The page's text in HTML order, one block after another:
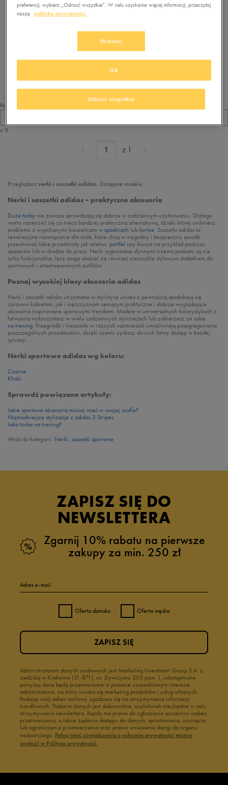
Brak produktów do wyświetlenia
Pokaż
z 0
z 1
Przeglądasz nerki i saszetki adidas. Dostępne modele:
Nerki i saszetki adidas – praktyczne akcesoria
Duże torby nie zawsze sprawdzają się dobrze w codziennym użytkowaniu. Dlatego
warto rozejrzeć się za nieco bardziej praktyczną alternatywą, dzięki której unikniesz
problemu z wypchanymi kieszeniami w spodniach lub kurtce. Saszetki adidas to
rewelacyjne rozwiązanie dla osób, które chcą w wygodny i bezpieczny sposób
przechować takie przedmioty jak telefon, portfel czy klucze na przykład podczas
spacerów lub w drodze do pracy. Nerki sygnowane słynnymi trzema paskami są nie
tylko funkcjonalne, lecz mogą okazać się również niezwykle stylowym dodatkiem do
sportowych i streetwearowych outfitów.
Poznaj wysokiej klasy akcesoria adidas
Nerki i saszetki adidas utrzymane w stylistyce unisex z pewnością spodobają się
zarówno kobietom, jak i mężczyznom ceniącym praktyczne i dobrze wyglądające
akcesoria inspirowane sportowymi trendami. Modele w uniwersalnych kolorystykach z
łatwością wykorzystasz w wielu codziennych stylizacjach lub zabierzesz ze sobą
na trening. Przegródki i kieszonki w różnych rozmiarach umożliwiają posegregowanie
poszczególnych przedmiotów, dzięki czemu zyskasz do nich łatwy dostęp w każdej
sytuacji.
Nerki sportowe adidas wg koloru:
Czarne
Khaki
Sprawdź powiązane artykuły:
Jakie sportowe akcesoria musisz mieć w swojej szafie?
Najmodniejsze stylizacje z adidas 3 Stripes
Jaka torba na trening?
Wróć do kategorii: Nerki, saszetki sportowe
ZAPISZ SIĘ DO
NEWSLETTERA
Zgarnij 10% rabatu na pierwsze
zakupy za min. 250 zł
Adres e-mail
Oferta damska Oferta męska
Administratorem danych osobowych jest Marketing Investment Group S.A. z
siedzibą w Krakowie (31-871), os. Dywizjonu 303 paw. 1, udostępnione
powyżej dane będą przetwarzane w prawnie uzasadnionym interesie
administratora, za który uważa się marketing produktów i usług własnych.
Podając swój adres mailowy zgadzasz się na otrzymywanie informacji
handlowych. Podanie danych jest dobrowolne, aczkolwiek niezbędne w celu
otrzymywania newslettera. Każdy ma prawo do zgłoszenia sprzeciwu wobec
przetwarzania, a także żądania dostępu do danych, sprostowania, usunięcia
lub ograniczenia przetwarzania oraz prawo wniesienia skargi do organu
nadzorczego. Pełną treść oświadczenia o ochronie prywatności można
znaleźć w Polityce prywatności.
ZAPISZ SIĘ
preferencji, wybierz „Odrzuć wszystkie”. W celu uzyskania więcej informacji, przeczytaj
naszą
politykę prywatności.
Dostosuj
Odrzuć wszystkie
OK